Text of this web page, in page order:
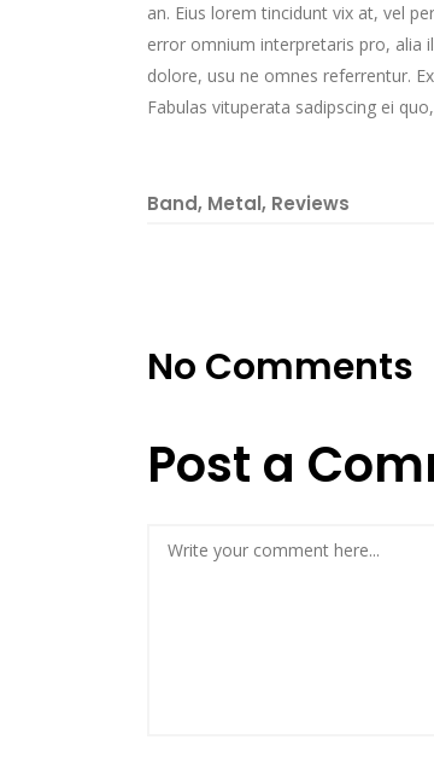
an. Eius lorem tincidunt vix at, vel
error omnium interpretaris pro, alia
dolore, usu ne omnes referrentur.
Fabulas vituperata sadipscing ei
Band, Metal, Reviews
No Comments
Post a